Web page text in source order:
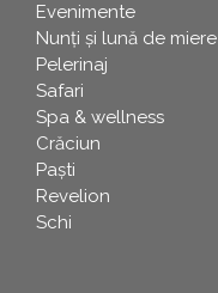
Evenimente
Nunți și lună de miere
Pelerinaj
Safari
Spa & wellness
Crăciun
Paşti
Revelion
Schi